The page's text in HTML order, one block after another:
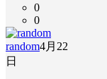
0
0
random4月22
日